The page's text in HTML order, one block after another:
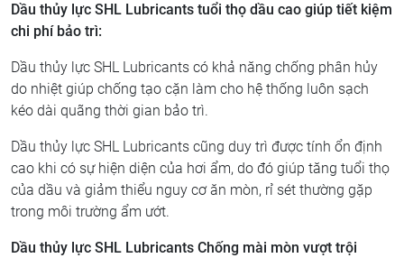
Dầu thủy lực SHL Lubricants tuổi thọ dầu cao giúp tiết kiệm
chi phí bảo trì:
Dầu thủy lực SHL Lubricants có khả năng chống phân hủy
do nhiệt giúp chống tạo cặn làm cho hệ thống luôn sạch
kéo dài quãng thời gian bảo trì.
Dầu thủy lực SHL Lubricants cũng duy trì được tính ổn định
cao khi có sự hiện diện của hơi ẩm, do đó giúp tăng tuổi thọ
của dầu và giảm thiểu nguy cơ ăn mòn, rỉ sét thường gặp
trong môi trường ẩm ướt.
Dầu thủy lực SHL Lubricants Chống mài mòn vượt trội